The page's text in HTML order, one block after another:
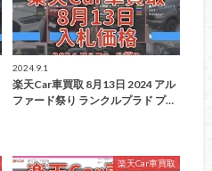
2024.9.1
楽天Car車買取 8月13日 2024 アル
ファード祭り ランクルプラド プ…
楽天Car車買取